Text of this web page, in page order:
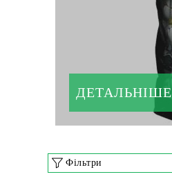
ДЕТАЛЬНІШЕ
Фільтри